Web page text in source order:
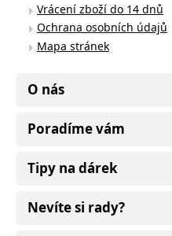
Vrácení zboží do 14 dnů
Ochrana osobních údajů
Mapa stránek
O nás
Poradíme vám
Tipy na dárek
Nevíte si rady?